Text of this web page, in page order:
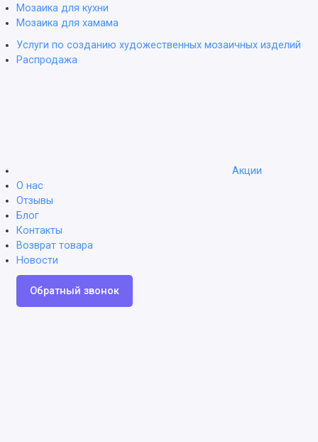
Мозаика для кухни
Мозаика для хамама
Услуги по созданию художественных мозаичных изделий
Распродажа
Акции
О нас
Отзывы
Блог
Контакты
Возврат товара
Новости
Обратный звонок